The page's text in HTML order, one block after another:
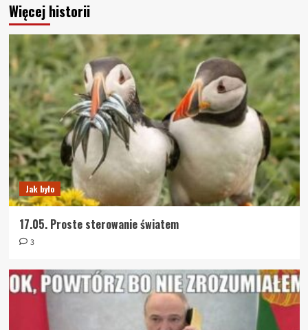
Więcej historii
Jak było
17.05. Proste sterowanie światem
3